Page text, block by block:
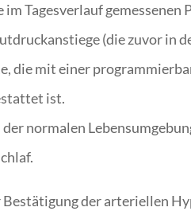
Tagesverlauf
(die zuvor in
die mit einer
ist.
normalen
Bestätigung der arteriellen